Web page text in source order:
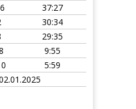
37:27
30:34
29:35
9:55
5:59